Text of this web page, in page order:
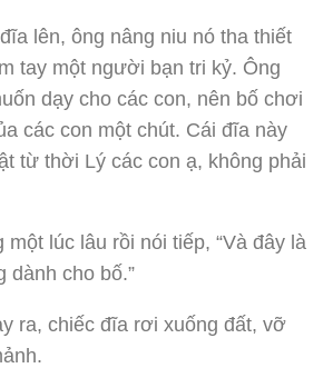
lên, ông nâng niu nó tha thiết
tay một người bạn tri kỷ. Ông
dạy cho các con, nên bố chơi
các con một chút. Cái đĩa này
từ thời Lý các con ạ, không phải
một lúc lâu rồi nói tiếp, “Và đây là
dành cho bố.”
ra, chiếc đĩa rơi xuống đất, vỡ